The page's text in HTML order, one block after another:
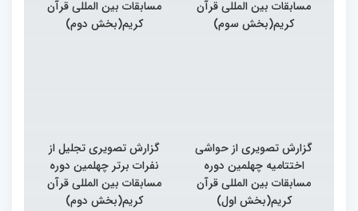
مسابقات بین المللی قرآن
کریم(بخش سوم)
مسابقات بین المللی قرآن
کریم(بخش دوم)
گزارش تصویری از حواشی
اختتامیه چهلمین دوره
مسابقات بین المللی قرآن
کریم(بخش اول)
گزارش تصویری تجلیل از
نفرات برتر چهلمین دوره
مسابقات بین المللی قرآن
کریم(بخش دوم)